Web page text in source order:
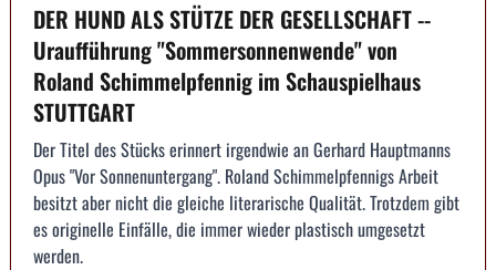
DER HUND ALS STÜTZE DER GESELLSCHAFT --
Uraufführung "Sommersonnenwende" von
Roland Schimmelpfennig im Schauspielhaus
STUTTGART
Der Titel des Stücks erinnert irgendwie an Gerhard Hauptmanns
Opus "Vor Sonnenuntergang". Roland Schimmelpfennigs Arbeit
besitzt aber nicht die gleiche literarische Qualität. Trotzdem gibt
es originelle Einfälle, die immer wieder plastisch umgesetzt
werden.